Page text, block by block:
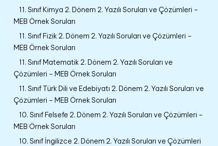
11. Sınıf Kimya 2. Dönem 2. Yazılı Soruları ve Çözümleri –
MEB Örnek Soruları
11. Sınıf Fizik 2. Dönem 2. Yazılı Soruları ve Çözümleri –
MEB Örnek Soruları
11. Sınıf Matematik 2. Dönem 2. Yazılı Soruları ve
Çözümleri – MEB Örnek Soruları
11. Sınıf Türk Dili ve Edebiyatı 2. Dönem 2. Yazılı Soruları ve
Çözümleri – MEB Örnek Soruları
10. Sınıf Felsefe 2. Dönem 2. Yazılı Soruları ve Çözümleri –
MEB Örnek Soruları
10. Sınıf İngilizce 2. Dönem 2. Yazılı Soruları ve Çözümleri